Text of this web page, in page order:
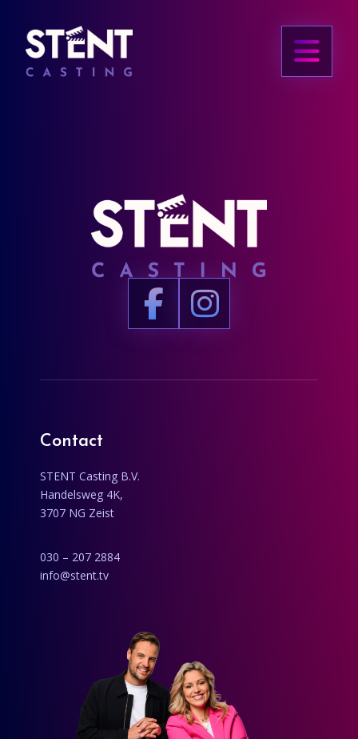
Contact
STENT Casting B.V.
Handelsweg 4K,
3707 NG Zeist
030 – 207 2884
info@stent.tv